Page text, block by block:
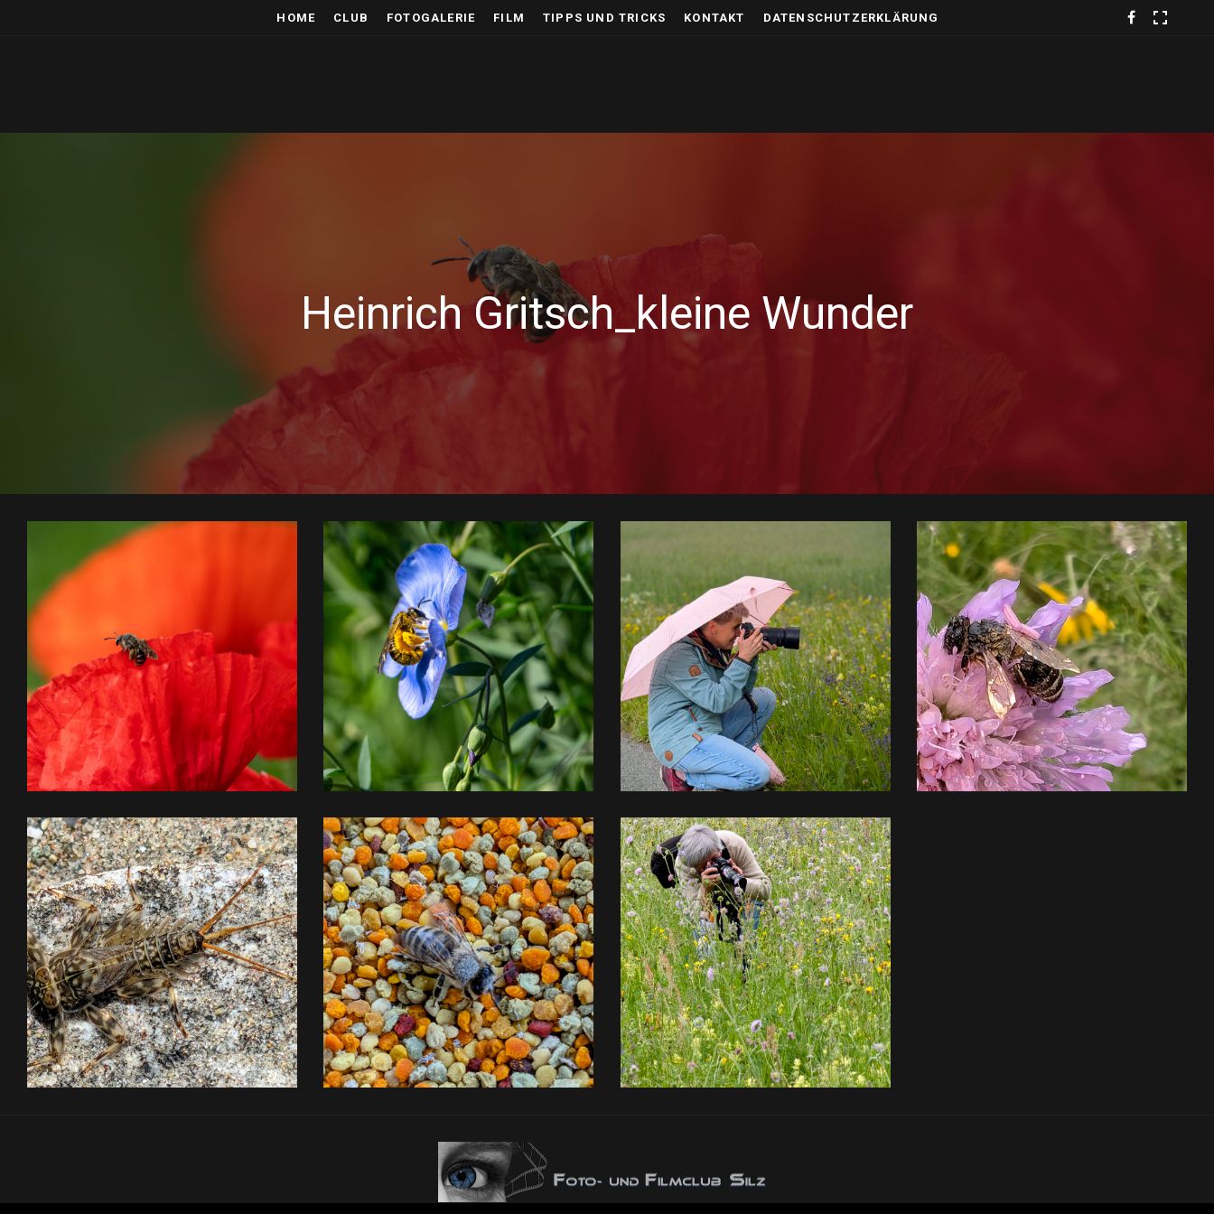
HOME CLUB FOTOGALERIE FILM TIPPS UND TRICKS KONTAKT DATENSCHUTZERKLÄRUNG
Heinrich Gritsch_kleine Wunder